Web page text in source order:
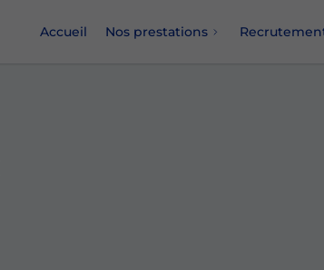
Accueil Nos prestations